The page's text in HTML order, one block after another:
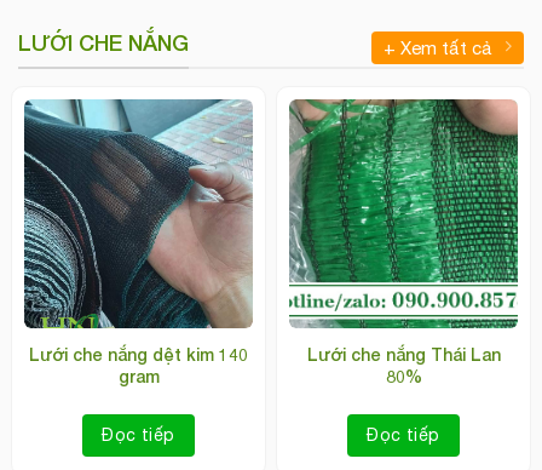
LƯỚI CHE NẮNG + Xem tất cả
Lưới che nắng dệt kim 140
gram
Đọc tiếp
Lưới che nắng Thái Lan
80%
Đọc tiếp